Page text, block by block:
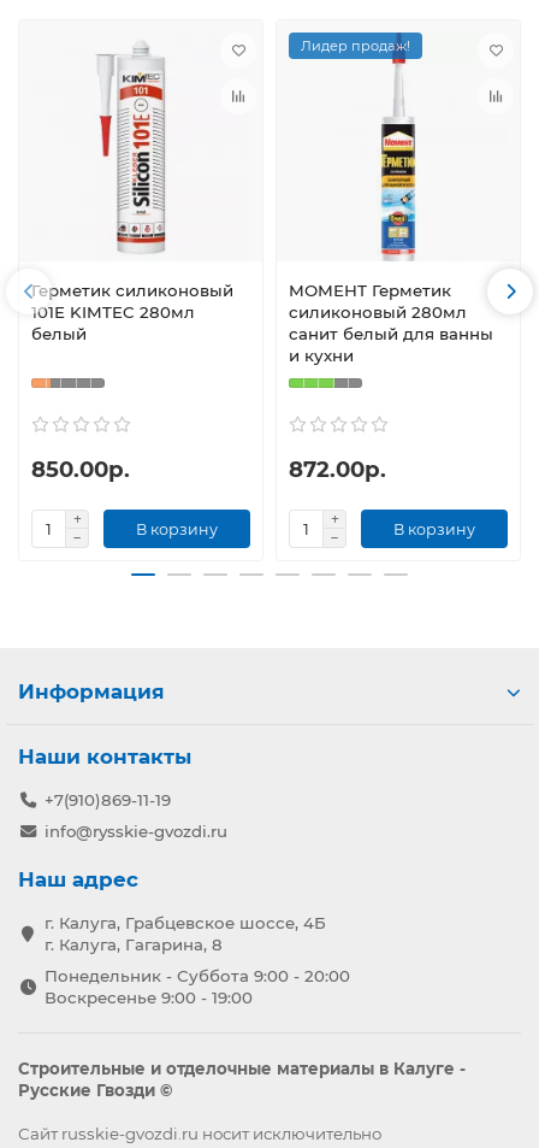
Герметик силиконовый
101Е KIMTEC 280мл
белый
850.00р.
В корзину
Лидер продаж!
МОМЕНТ Герметик
силиконовый 280мл
санит белый для ванны
и кухни
872.00р.
В корзину
Информация
Наши контакты
+7(910)869-11-19
info@rysskie-gvozdi.ru
Наш адрес
г. Калуга, Грабцевское шоссе, 4Б
г. Калуга, Гагарина, 8
Понедельник - Суббота 9:00 - 20:00
Воскресенье 9:00 - 19:00
Строительные и отделочные материалы в Калуге -
Русские Гвозди ©
Сайт russkie-gvozdi.ru носит исключительно